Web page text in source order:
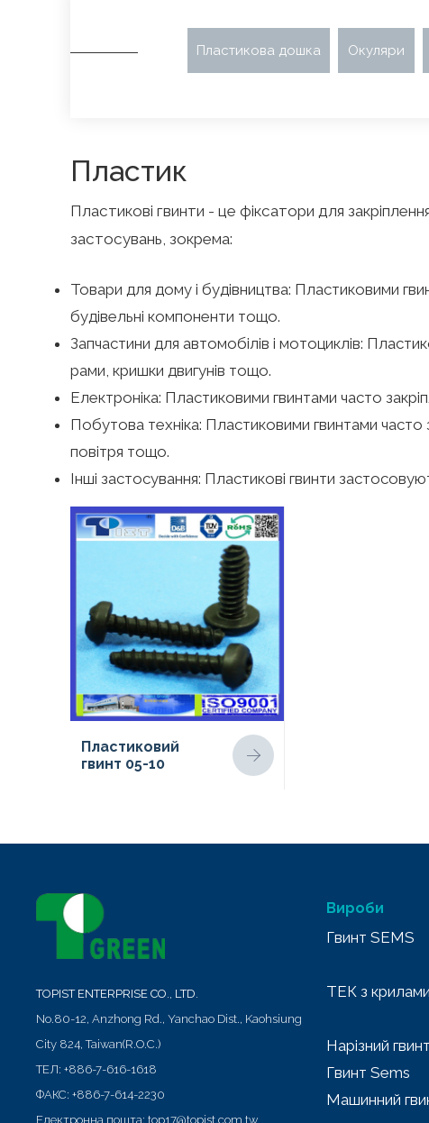
Пластикова дошка Окуляри
Пластик
Пластикові гвинти - це фіксатори для
застосувань, зокрема:
Товари для дому і будівництва: Пластиковими
будівельні компоненти тощо.
Запчастини для автомобілів і мотоциклів:
рами, кришки двигунів тощо.
Електроніка: Пластиковими гвинтами часто
Побутова техніка: Пластиковими гвинтами
повітря тощо.
Інші застосування: Пластикові гвинти
Пластиковий
гвинт 05-10
TOPIST ENTERPRISE CO., LTD.
No.80-12, Anzhong Rd., Yanchao Dist., Kaohsiung
City 824,Taiwan(R.O.C.)
ТЕЛ:+886-7-616-1618
ФАКС:+886-7-614-2230
Електронна пошта:top17@topist.com.tw
Вироби
Гвинт SEMS
ТЕК з крилами
Нарізний гвинт
Гвинт Sems
Машинний